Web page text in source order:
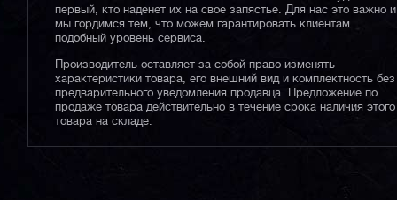
первый, кто наденет их на свое запястье. Для нас это важно и
мы гордимся тем, что можем гарантировать клиентам
подобный уровень сервиса.
Производитель оставляет за собой право изменять
характеристики товара, его внешний вид и комплектность без
предварительного уведомления продавца. Предложение по
продаже товара действительно в течение срока наличия этого
товара на складе.